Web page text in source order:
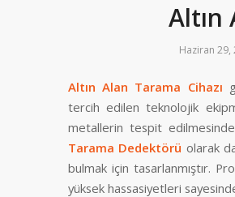
Altın
Haziran 29,
Altın Alan Tarama Cihazı
tercih edilen teknolojik
metallerin tespit
Tarama Dedektörü olarak
bulmak için tasarlanmıştır.
yüksek hassasiyetleri